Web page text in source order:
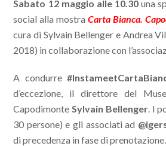
Sabato 12 maggio alle 10.30una
social alla mostraCarta Bianca.
cura di Sylvain Bellenger e Andrea
2018) in collaborazione con
A condurre
d’eccezione, il direttore del
Capodimonte Sylvain Bellenger. I
30 persone) e gli associati ad
di precedenza in fase di prenotazione.